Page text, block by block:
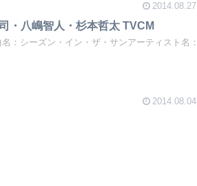
2014.08.27
・八嶋智人・杉本哲太 TVCM
：シーズン・イン・ザ・サンアーティスト名：
2014.08.04